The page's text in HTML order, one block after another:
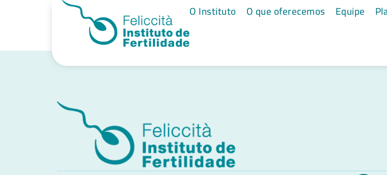
O Instituto O que oferecemos Equipe
Lucileine Keico